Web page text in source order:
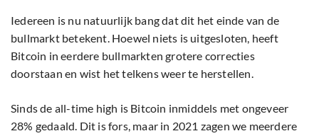
Iedereen is nu natuurlijk bang dat dit het einde van de
bullmarkt betekent. Hoewel niets is uitgesloten, heeft
Bitcoin in eerdere bullmarkten grotere correcties
doorstaan en wist het telkens weer te herstellen.
Sinds de all-time high is Bitcoin inmiddels met ongeveer
28% gedaald. Dit is fors, maar in 2021 zagen we meerdere